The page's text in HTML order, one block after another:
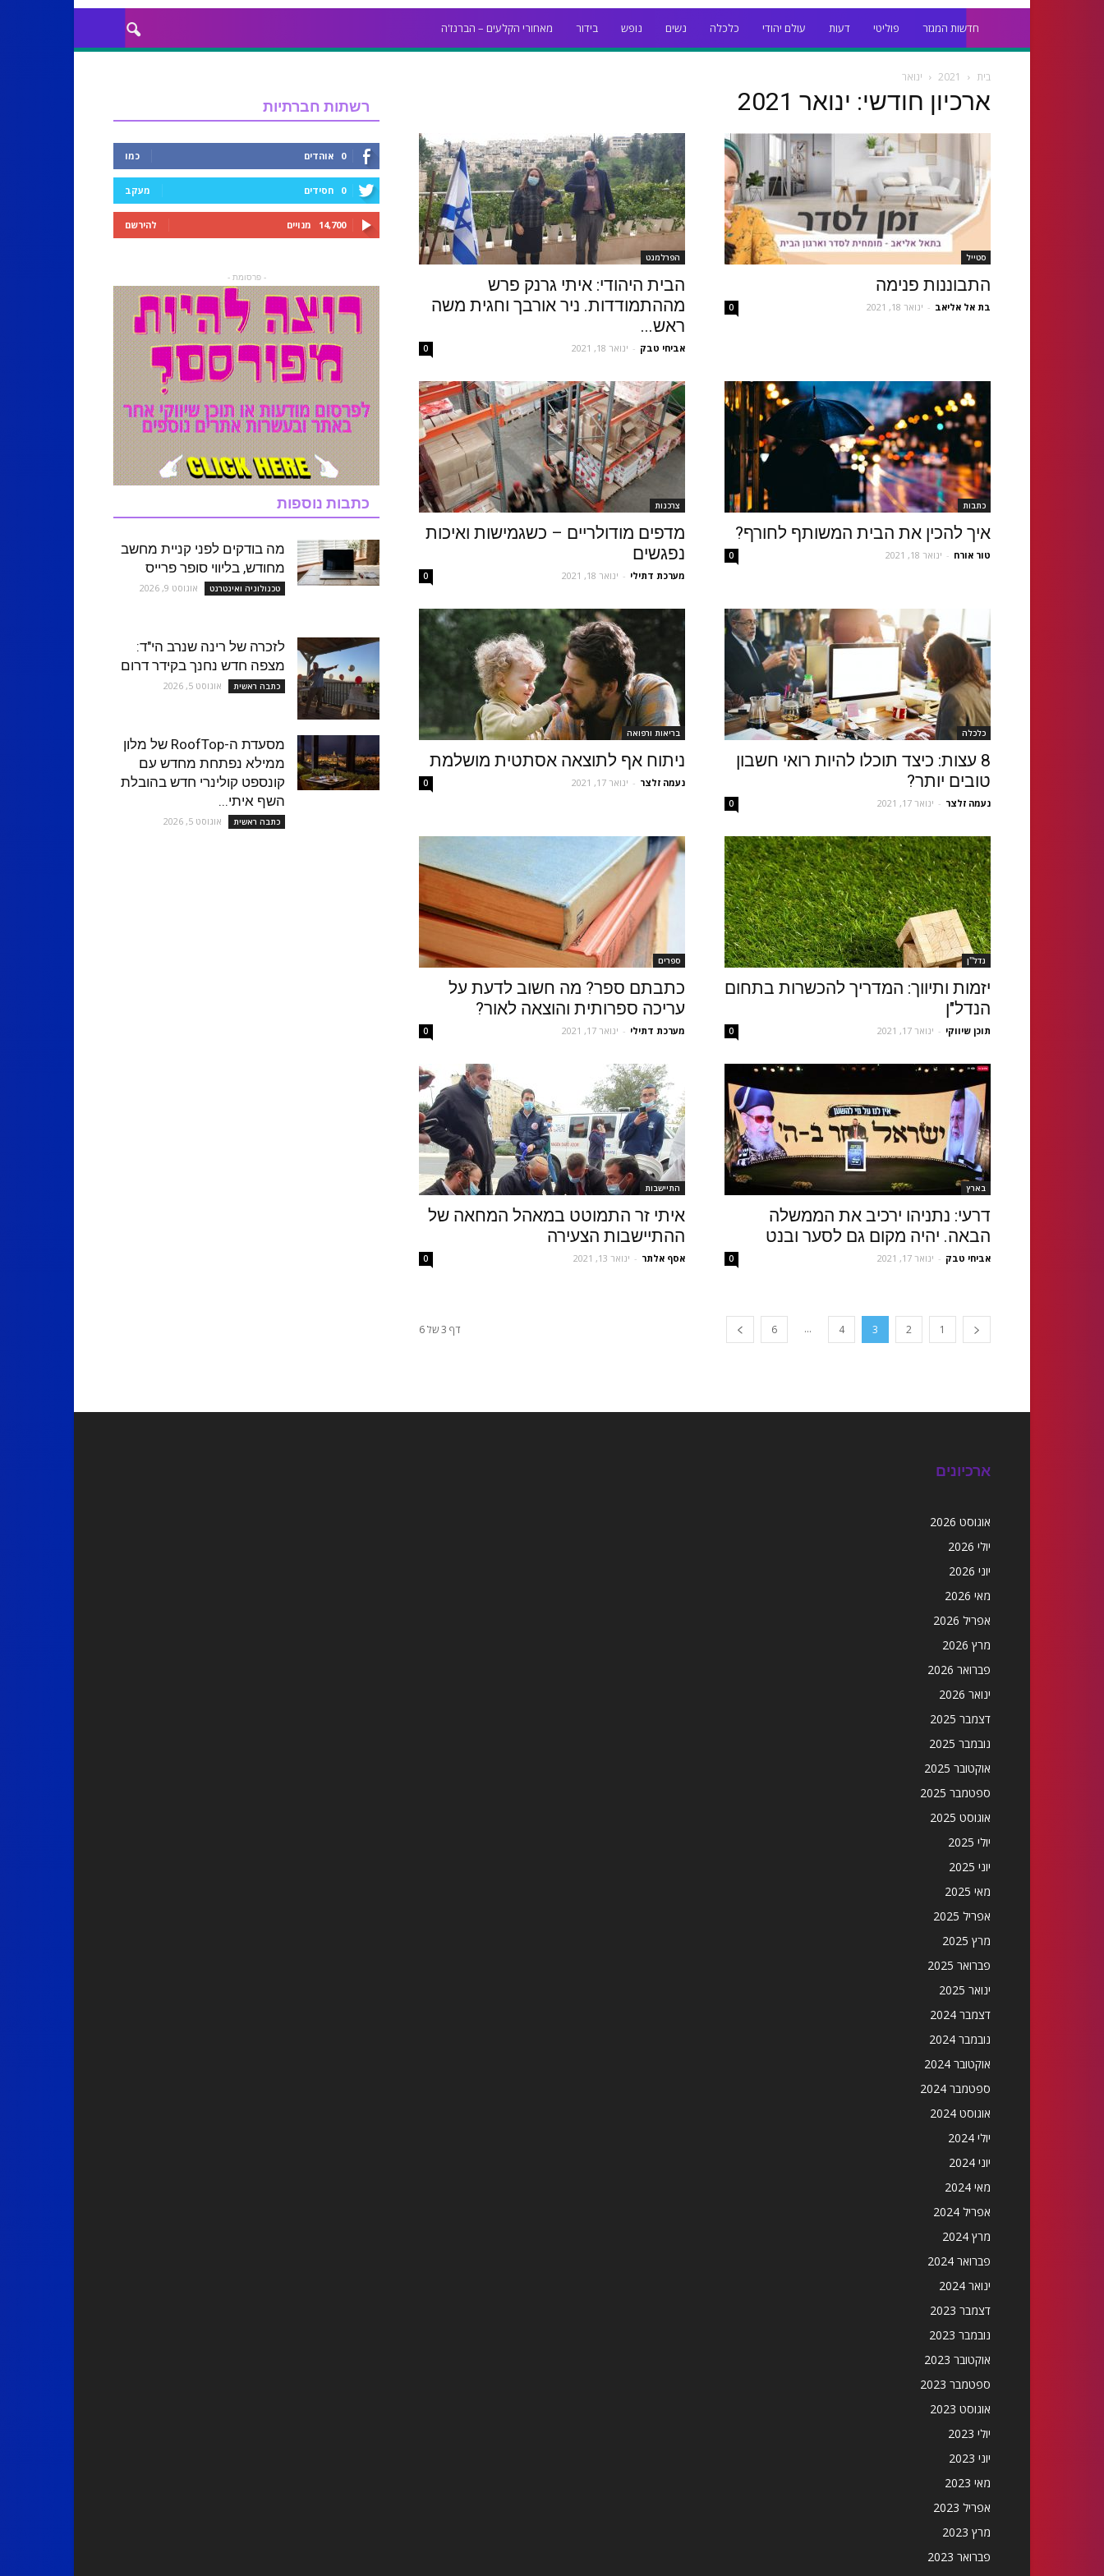
חדשות המגזר פוליטי דעות עולם יהודי כלכלה נשים נופש בידור מאחורי הקלעים – הברנז'ה
בית 2021 ינואר
ארכיון חודשי: ינואר 2021
סטייל
התבוננות פנימה
בת אל אליאב - ינואר 18, 2021 0
הפרלמנט
הבית היהודי: איתי גרנק פרש
מההתמודדות. ניר אורבך וחגית משה
ראש...
אביחי טבק - ינואר 18, 2021 0
כתבות
איך להכין את הבית המשותף לחורף?
טור אורח - ינואר 18, 2021 0
צרכנות
מדפים מודולריים – כשגמישות ואיכות
נפגשים
מערכת דתילי - ינואר 18, 2021 0
כלכלה
8 עצות: כיצד תוכלו להיות רואי חשבון
טובים יותר?
נעמה זלצר - ינואר 17, 2021 0
בריאות ורפואה
ניתוח אף לתוצאה אסתטית מושלמת
נעמה זלצר - ינואר 17, 2021 0
נדל''ן
יזמות ותיווך: המדריך להכשרות בתחום
הנדל"ן
תוכן שיווקי - ינואר 17, 2021 0
ספרים
כתבתם ספר? מה חשוב לדעת על
עריכה ספרותית והוצאה לאור?
מערכת דתילי - ינואר 17, 2021 0
בארץ
דרעי: נתניהו ירכיב את הממשלה
הבאה. יהיה מקום גם לסער ובנט
אביחי טבק - ינואר 17, 2021 0
התיישבות
איתי זר התמוטט במאהל המחאה של
ההתיישבות הצעירה
אסף אלתר - ינואר 13, 2021 0
1
2
3
4
...
6 דף 3 של 6
רשתות חברתיות
0 אוהדים כמו
0 חסידים מעקב
14,700 מנויים להירשם
- פרסומת -
כתבות נוספות
מה בודקים לפני קניית מחשב
מחודש, בליווי סופר פרייס
טכנולוגיה ואינטרנט אוגוסט 9, 2026
לזכרה של רינה שנרב הי"ד:
מצפה חדש נחנך בקידר דרום
כתבה ראשית אוגוסט 5, 2026
מסעדת ה-RoofTop של מלון
ממילא נפתחת מחדש עם
קונספט קולינרי חדש בהובלת
השף איתי...
כתבה ראשית אוגוסט 5, 2026
ארכיונים
אוגוסט 2026
יולי 2026
יוני 2026
מאי 2026
אפריל 2026
מרץ 2026
פברואר 2026
ינואר 2026
דצמבר 2025
נובמבר 2025
אוקטובר 2025
ספטמבר 2025
אוגוסט 2025
יולי 2025
יוני 2025
מאי 2025
אפריל 2025
מרץ 2025
פברואר 2025
ינואר 2025
דצמבר 2024
נובמבר 2024
אוקטובר 2024
ספטמבר 2024
אוגוסט 2024
יולי 2024
יוני 2024
מאי 2024
אפריל 2024
מרץ 2024
פברואר 2024
ינואר 2024
דצמבר 2023
נובמבר 2023
אוקטובר 2023
ספטמבר 2023
אוגוסט 2023
יולי 2023
יוני 2023
מאי 2023
אפריל 2023
מרץ 2023
פברואר 2023